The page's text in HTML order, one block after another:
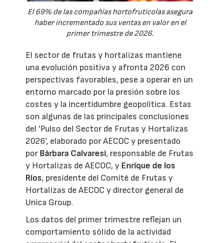
El 69% de las compañías hortofrutícolas asegura
haber incrementado sus ventas en valor en el
primer trimestre de 2026.
El sector de frutas y hortalizas mantiene
una evolución positiva y afronta 2026 con
perspectivas favorables, pese a operar en un
entorno marcado por la presión sobre los
costes y la incertidumbre geopolítica. Estas
son algunas de las principales conclusiones
del ‘Pulso del Sector de Frutas y Hortalizas
2026’, elaborado por AECOC y presentado
por Bárbara Calvaresi, responsable de Frutas
y Hortalizas de AECOC, y Enrique de los
Ríos, presidente del Comité de Frutas y
Hortalizas de AECOC y director general de
Unica Group.
Los datos del primer trimestre reflejan un
comportamiento sólido de la actividad